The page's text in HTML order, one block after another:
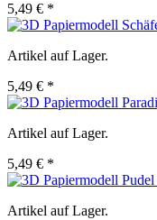
5,49 € *
Artikel auf Lager.
5,49 € *
Artikel auf Lager.
5,49 € *
Artikel auf Lager.